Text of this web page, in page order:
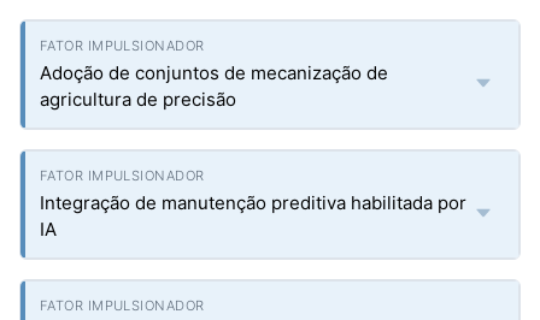
Adoção de conjuntos de mecanização de
agricultura de precisão
Integração de manutenção preditiva habilitada por
IA